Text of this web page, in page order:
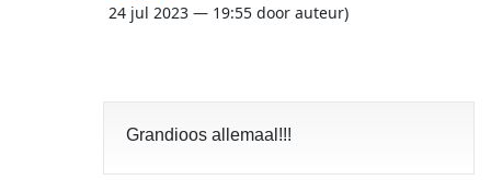
24 jul 2023 — 19:55 door auteur)
Grandioos allemaal!!!